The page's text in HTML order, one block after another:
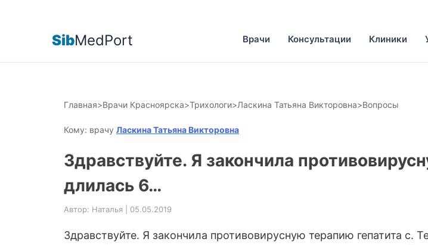
SibMedPort Врачи Консультации Клиники
Главная>Врачи Красноярска>Трихологи>Ласкина Татьяна Викторовна>Вопросы
Кому: врачу Ласкина Татьяна Викторовна
Здравствуйте. Я закончила
длилась 6…
Автор: Наталья | 05.05.2019
Здравствуйте. Я закончила противовирусную терапию гепатита